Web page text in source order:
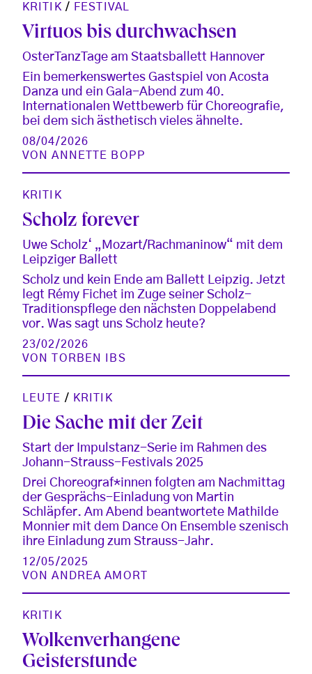
KRITIK / FESTIVAL
Virtuos bis durchwachsen
OsterTanzTage am Staatsballett Hannover
Ein bemerkenswertes Gastspiel von Acosta
Danza und ein Gala-Abend zum 40.
Internationalen Wettbewerb für Choreografie,
bei dem sich ästhetisch vieles ähnelte.
08/04/2026
VONANNETTE BOPP
KRITIK
Scholz forever
Uwe Scholz‘ „Mozart/Rachmaninow“ mit dem
Leipziger Ballett
Scholz und kein Ende am Ballett Leipzig. Jetzt
legt Rémy Fichet im Zuge seiner Scholz-
Traditionspflege den nächsten Doppelabend
vor. Was sagt uns Scholz heute?
23/02/2026
VON
TORBEN IBS
LEUTE / KRITIK
Die Sache mit der Zeit
Start der Impulstanz-Serie im Rahmen des
Johann-Strauss-Festivals 2025
Drei Choreograf*innen folgten am Nachmittag
der Gesprächs-Einladung von Martin
Schläpfer. Am Abend beantwortete Mathilde
Monnier mit dem Dance On Ensemble szenisch
ihre Einladung zum Strauss-Jahr.
12/05/2025
VONANDREA AMORT
KRITIK
Wolkenverhangene
Geisterstunde